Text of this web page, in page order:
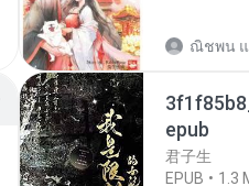
ณิชพน แ.
epub
君子生
EPUB
1.3